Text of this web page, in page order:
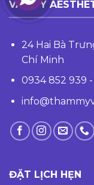
VANITY
24 Hai Bà
Chí Minh
0934 852 939
ĐẶT LỊCH HẸN